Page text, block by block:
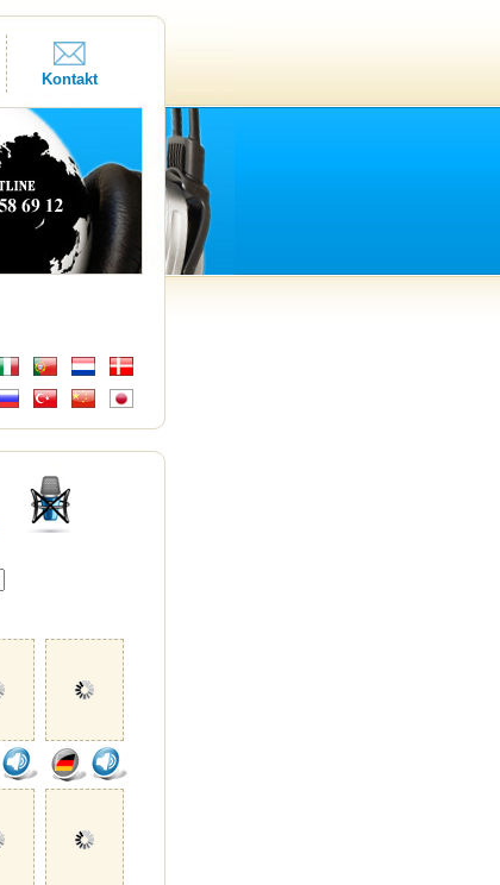
Kontakt